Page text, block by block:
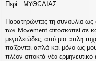
μ
σ
ί
υ
σ
η
Περί...ΜΥΘΩΔΙΑΣ
Παρατηρώντας τη συναυλία ως
των Movement αποσκοπεί σε
μεγαλειώδες, από μια απλή
παίζονται απλά και μόνο ως
πλέον αποκτά νέο